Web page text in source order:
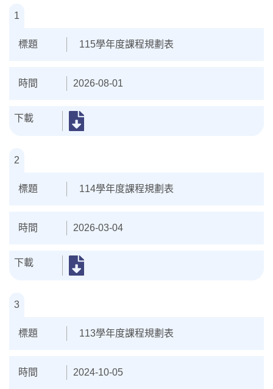
1
115學年度課程規劃表
2026-08-01
2
114學年度課程規劃表
2026-03-04
3
113學年度課程規劃表
2024-10-05